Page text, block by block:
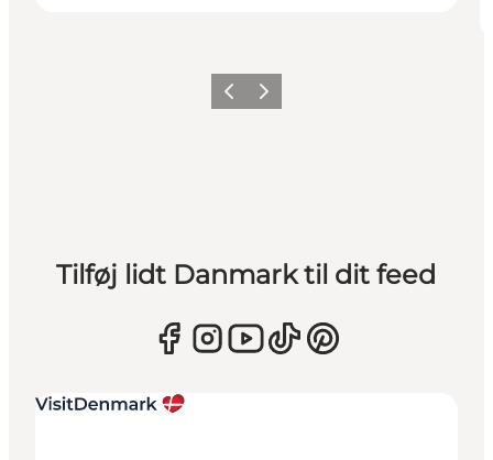
ForrigeNæste
Tilføj lidt Danmark til dit feed